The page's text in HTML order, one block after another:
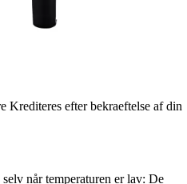
Krediteres efter bekraeftelse af din
når temperaturen er lav: De